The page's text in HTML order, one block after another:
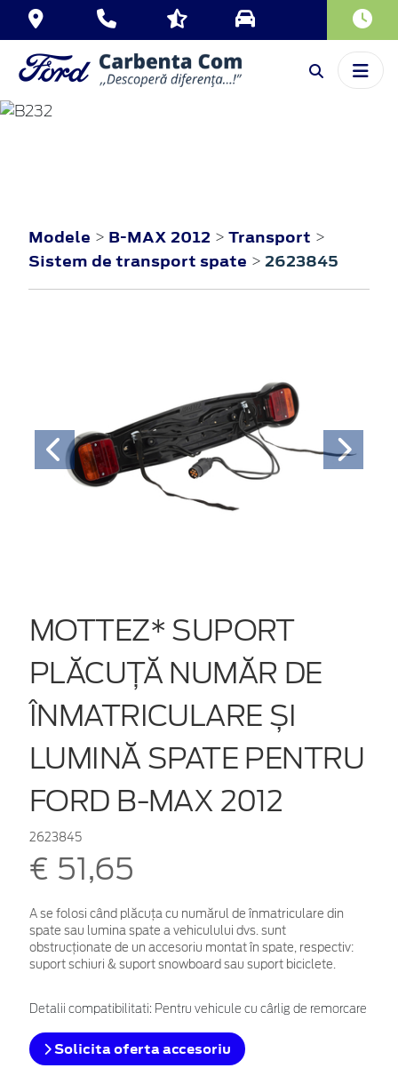
Modele > B-MAX 2012 > Transport >
Sistem de transport spate > 2623845
MOTTEZ* SUPORT
PLĂCUȚĂ NUMĂR DE
ÎNMATRICULARE ȘI
LUMINĂ SPATE PENTRU
FORD B-MAX 2012
2623845
€ 51,65
A se folosi când plăcuța cu numărul de înmatriculare din
spate sau lumina spate a vehiculului dvs. sunt
obstrucționate de un accesoriu montat în spate, respectiv:
suport schiuri & suport snowboard sau suport biciclete.
Detalii compatibilitati: Pentru vehicule cu cârlig de remorcare
Solicita oferta accesoriu